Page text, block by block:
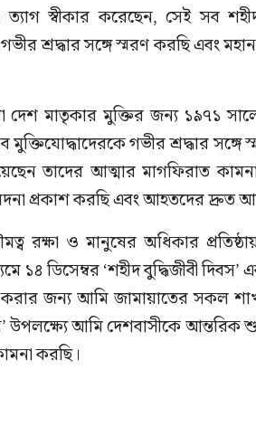
স্বীকার করেছেন, সেই সব
শ্রদ্ধার সঙ্গে স্মরণ করছি এবং
দেশ মাতৃকার মুক্তির জন্য ১৯৭১
গভীর শ্রদ্ধার সঙ্গে
তাদের আত্মার মাগফিরাত
প্রকাশ করছি এবং আহতদের দ্রুত
রক্ষা ও মানুষের অধিকার
করার জন্য আমি জামায়াতের সকল
উপলক্ষ্যে আমি দেশবাসীকে আন্তরিক
করছি।